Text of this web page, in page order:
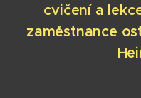
cvičení a
zaměstnance